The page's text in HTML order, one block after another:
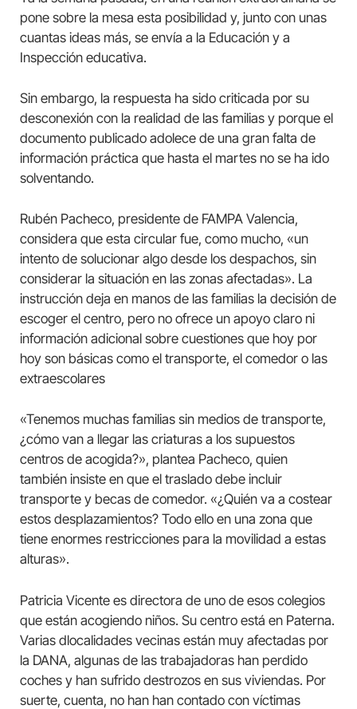
pone sobre la mesa esta posibilidad y, junto con unas
cuantas ideas más, se envía a la Educación y a
Inspección educativa.
Sin embargo, la respuesta ha sido criticada por su
desconexión con la realidad de las familias y porque el
documento publicado adolece de una gran falta de
información práctica que hasta el martes no se ha ido
solventando.
Rubén Pacheco, presidente de FAMPA Valencia,
considera que esta circular fue, como mucho, «un
intento de solucionar algo desde los despachos, sin
considerar la situación en las zonas afectadas». La
instrucción deja en manos de las familias la decisión de
escoger el centro, pero no ofrece un apoyo claro ni
información adicional sobre cuestiones que hoy por
hoy son básicas como el transporte, el comedor o las
extraescolares
«Tenemos muchas familias sin medios de transporte,
¿cómo van a llegar las criaturas a los supuestos
centros de acogida?», plantea Pacheco, quien
también insiste en que el traslado debe incluir
transporte y becas de comedor. «¿Quién va a costear
estos desplazamientos? Todo ello en una zona que
tiene enormes restricciones para la movilidad a estas
alturas».
Patricia Vicente es directora de uno de esos colegios
que están acogiendo niños. Su centro está en Paterna.
Varias dlocalidades vecinas están muy afectadas por
la DANA, algunas de las trabajadoras han perdido
coches y han sufrido destrozos en sus viviendas. Por
suerte, cuenta, no han han contado con víctimas